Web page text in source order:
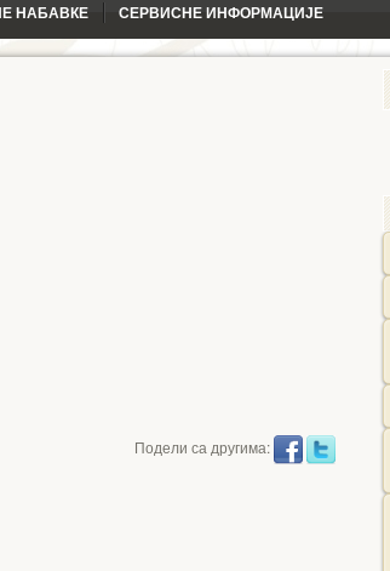
НАБАВКЕ СЕРВИСНЕ ИНФОРМАЦИЈЕ
Подели са другима: